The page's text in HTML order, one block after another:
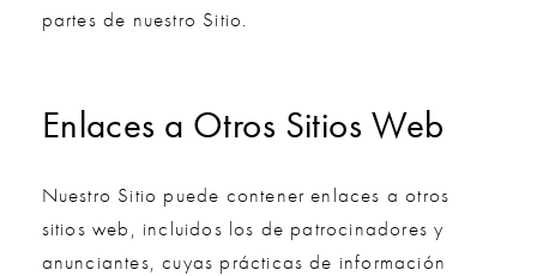
partes de nuestro Sitio.
Enlaces a Otros Sitios Web
Nuestro Sitio puede contener enlaces a otros
sitios web, incluidos los de patrocinadores y
anunciantes, cuyas prácticas de información